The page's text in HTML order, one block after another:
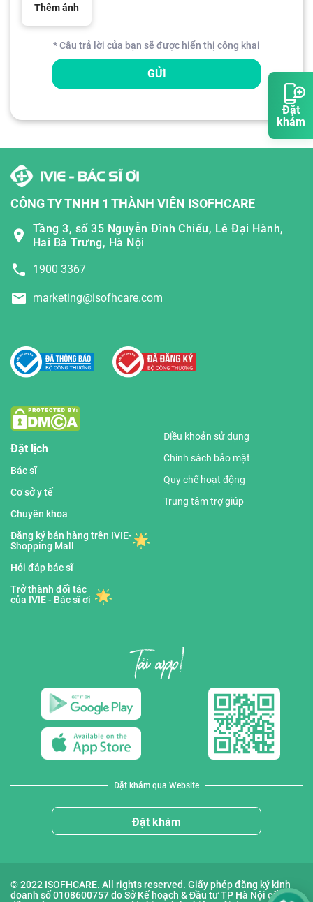
Đặt
khám
Thêm ảnh
* Câu trả lời của bạn sẽ được hiển thị công khai
GỬI
CÔNG TY TNHH 1 THÀNH VIÊN ISOFHCARE
Tầng 3, số 35 Nguyễn Đình Chiểu, Lê Đại Hành,
Hai Bà Trưng, Hà Nội
1900 3367
marketing@isofhcare.com
Đặt lịch
Bác sĩ
Cơ sở y tế
Chuyên khoa
Đăng ký bán hàng trên IVIE-
Shopping Mall
Hỏi đáp bác sĩ
Trở thành đối tác
của IVIE - Bác sĩ ơi
Điều khoản sử dụng
Chính sách bảo mật
Quy chế hoạt động
Trung tâm trợ giúp
Đặt khám qua Website
Đặt khám
© 2022 ISOFHCARE. All rights reserved. Giấy phép đăng ký kinh
doanh số 0108600757 do Sở Kế hoạch & Đầu tư TP Hà Nội cấp lần